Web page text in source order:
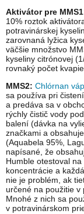
Aktivátor pre
10% roztok
potravinárskej
zarovnaná lyžica
väčšie množstvo
kyseliny citrónovej
rovnaký počet
MMS2: Chlórnan
sa používa pri
a predáva sa v
rýchly čistič vody
balení (dávka na
značkami a
(Aquabela 95%,
napísané, že
Humble otestoval
koncentrácie a
nie je problém, ak
určené na použitie v
Mnohé z nich sa
v potravinárskom